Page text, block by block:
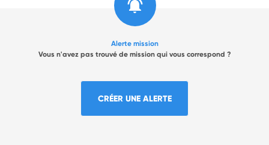
Alerte mission
Vous n'avez pas trouvé de mission qui vous correspond ?
CRÉER UNE ALERTE